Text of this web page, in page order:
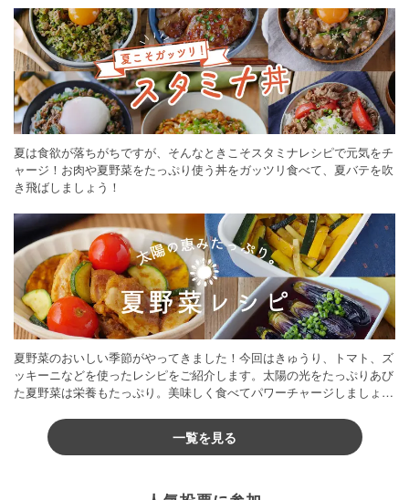
夏は食欲が落ちがちですが、そんなときこそスタミナレシピで元気をチ
ャージ！お肉や夏野菜をたっぷり使う丼をガッツリ食べて、夏バテを吹
き飛ばしましょう！
夏野菜のおいしい季節がやってきました！今回はきゅうり、トマト、ズ
ッキーニなどを使ったレシピをご紹介します。太陽の光をたっぷりあび
た夏野菜は栄養もたっぷり。美味しく食べてパワーチャージしましょう
一覧を見る